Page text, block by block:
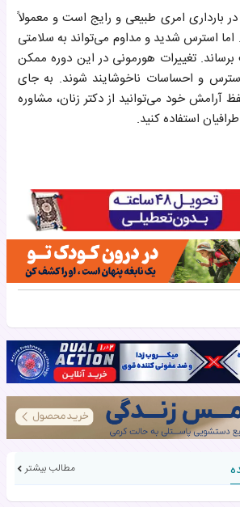
امری طبیعی و رایج است و معمولاً
استرس شدید و مداوم می‌تواند به سلامتی
تغییرات هورمونی در این دوره ممکن
و احساسات ناخوشایند شوند. به جای
آرامش خود می‌توانید از دکتر زنان، مشاوره
استفاده کنید.
مطالب بیشتر